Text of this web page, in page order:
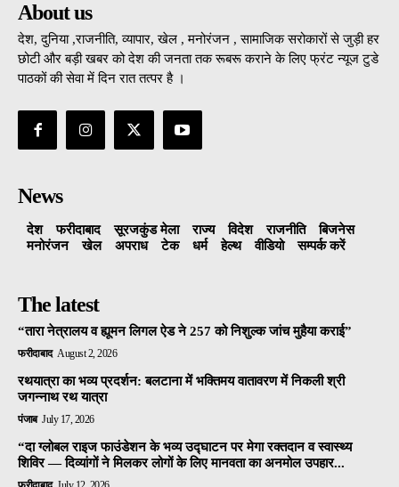
About us
देश, दुनिया ,राजनीति, व्यापार, खेल , मनोरंजन , सामाजिक सरोकारों से जुड़ी हर
छोटी और बड़ी खबर को देश की जनता तक रूबरू कराने के लिए फ्रंट न्यूज टुडे
पाठकों की सेवा में दिन रात तत्पर है ।
News
देश फरीदाबाद सूरजकुंड मेला राज्‍य विदेश राजनीति
बिजनेस
मनोरंजन
खेल अपराध टेक धर्म हेल्थ वीडियो सम्पर्क करें
The latest
“तारा नेत्रालय व ह्यूमन लिगल ऐड ने 257 को निशुल्क जांच मुहैया कराई”
फरीदाबाद August 2, 2026
रथयात्रा का भव्य प्रदर्शन: बलटाना में भक्तिमय वातावरण में निकली श्री
जगन्नाथ रथ यात्रा
पंजाब July 17, 2026
“दा ग्लोबल राइज फाउंडेशन के भव्य उद्घाटन पर मेगा रक्तदान व स्वास्थ्य
शिविर — दिव्यांगों ने मिलकर लोगों के लिए मानवता का अनमोल उपहार...